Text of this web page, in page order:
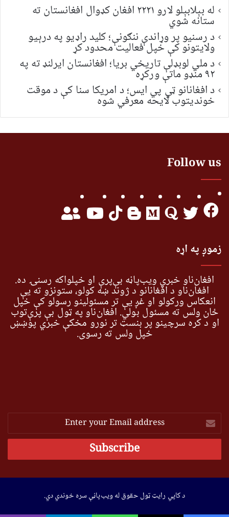
له بېلابېلو لارو ۲۲۲۱ افغان کډوال افغانستان ته
ستانه شوي
د رسنیو پر وړاندې ننګونې؛ کلید راډیو په درېیو
ولایتونو کې خپل فعالیت محدود کړ
د ملي لوبډلې تاریخي بریا؛ افغانستان ایرلنډ ته په
۹۲ منډو ماتې ورکړه
د افغانانو ټي پي ایس؛ د امریکا سنا کې د موقت
خونديتوب لایحه معرفي شوه
Follow us
زموږ په اړه
افغان‌ناو خبري ویب‌پاڼه بې‌پرې او خپلواکه رسنۍ ده.
افغان‌ناو د افغانانو د ژوند ښه کولو، ستونزو ته یې
انعکاس ورکولو او غږ یې تر مسئولینو رسولو کې خپل
ځان ولس ته مسئول بولي. افغان‌ناو په ټول بې پرې‌توب
او د کره سرچینو پر بنسټ تر نورو مخکې خبري پوښښ
خپل ولس ته رسوي.
Enter
your
Email
د کاپي رایټ ټول حقوق له ویب‌پاڼې سره خوندي دي.